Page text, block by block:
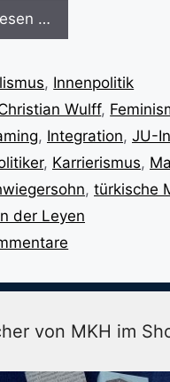
…
, Innenpolitik
Wulff,
, Integration, JU-
, Karrierismus,
, türkische
der Leyen
von MKH im